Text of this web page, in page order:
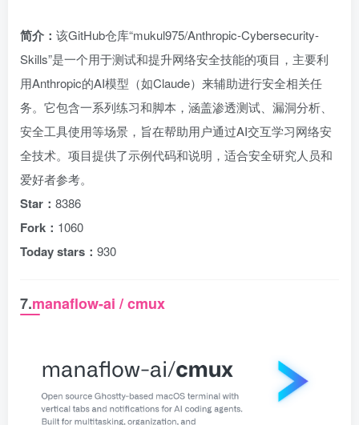
简介： 该GitHub仓库“mukul975/Anthropic-Cybersecurity-
Skills”是一个用于测试和提升网络安全技能的项目，主要利
用Anthropic的AI模型（如Claude）来辅助进行安全相关任
务。它包含一系列练习和脚本，涵盖渗透测试、漏洞分析、
安全工具使用等场景，旨在帮助用户通过AI交互学习网络安
全技术。项目提供了示例代码和说明，适合安全研究人员和
爱好者参考。
Star： 8386
Fork： 1060
Today stars： 930
7.manaflow-ai / cmux